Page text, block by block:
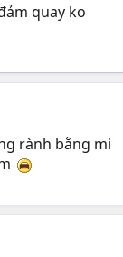
quay ko
rành bằng mi